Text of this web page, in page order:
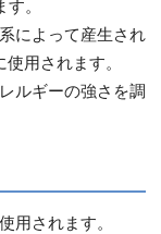
。
によって産生され
用されます。
ルギーの強さを調
用されます。